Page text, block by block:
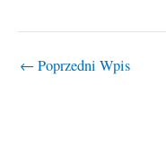
← Poprzedni Wpis